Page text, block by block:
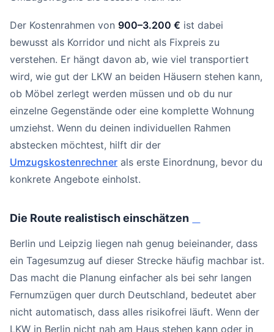
Der Kostenrahmen von 900–3.200 € ist dabei
bewusst als Korridor und nicht als Fixpreis zu
verstehen. Er hängt davon ab, wie viel transportiert
wird, wie gut der LKW an beiden Häusern stehen kann,
ob Möbel zerlegt werden müssen und ob du nur
einzelne Gegenstände oder eine komplette Wohnung
umziehst. Wenn du deinen individuellen Rahmen
abstecken möchtest, hilft dir der
Umzugskostenrechner als erste Einordnung, bevor du
konkrete Angebote einholst.
Die Route realistisch einschätzen
Berlin und Leipzig liegen nah genug beieinander, dass
ein Tagesumzug auf dieser Strecke häufig machbar ist.
Das macht die Planung einfacher als bei sehr langen
Fernumzügen quer durch Deutschland, bedeutet aber
nicht automatisch, dass alles risikofrei läuft. Wenn der
LKW in Berlin nicht nah am Haus stehen kann oder in